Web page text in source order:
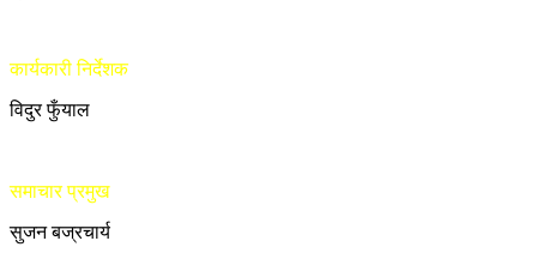
कार्यकारी निर्देशक
विदुर फुँयाल
समाचार प्रमुख
सुजन बज्रचार्य